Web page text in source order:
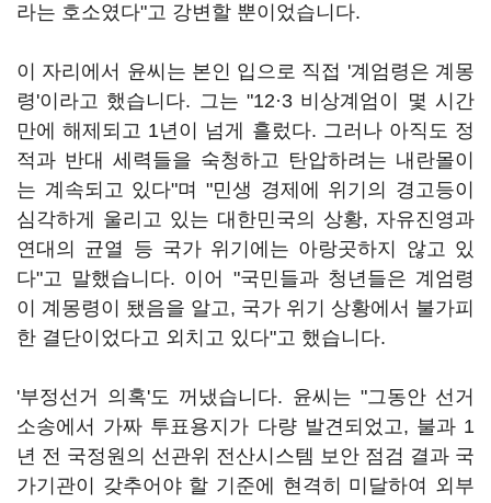
라는 호소였다"고 강변할 뿐이었습니다.
이 자리에서 윤씨는 본인 입으로 직접 '계엄령은 계몽
령'이라고 했습니다. 그는 "12·3 비상계엄이 몇 시간
만에 해제되고 1년이 넘게 흘렀다. 그러나 아직도 정
적과 반대 세력들을 숙청하고 탄압하려는 내란몰이
는 계속되고 있다"며 "민생 경제에 위기의 경고등이
심각하게 울리고 있는 대한민국의 상황, 자유진영과
연대의 균열 등 국가 위기에는 아랑곳하지 않고 있
다"고 말했습니다. 이어 "국민들과 청년들은 계엄령
이 계몽령이 됐음을 알고, 국가 위기 상황에서 불가피
한 결단이었다고 외치고 있다"고 했습니다.
'부정선거 의혹'도 꺼냈습니다. 윤씨는 "그동안 선거
소송에서 가짜 투표용지가 다량 발견되었고, 불과 1
년 전 국정원의 선관위 전산시스템 보안 점검 결과 국
가기관이 갖추어야 할 기준에 현격히 미달하여 외부